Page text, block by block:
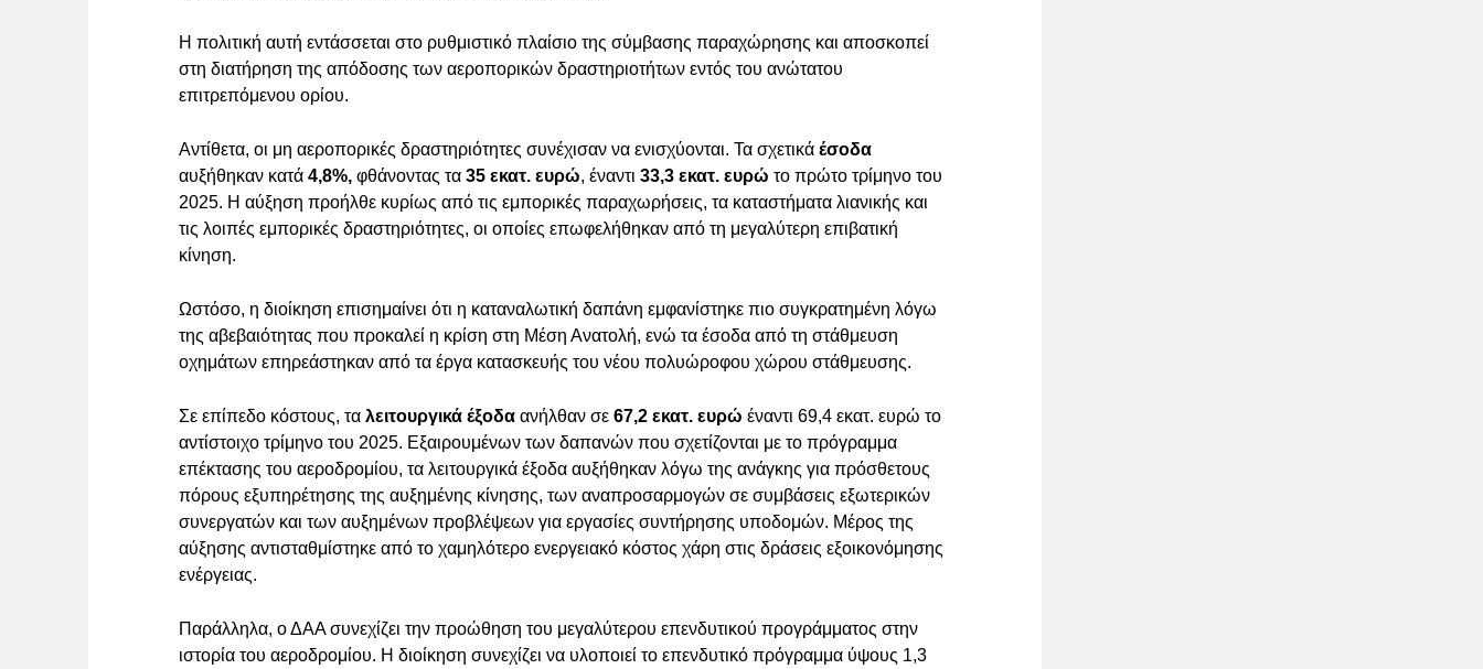
Η πολιτική αυτή εντάσσεται στο ρυθμιστικό πλαίσιο της σύμβασης παραχώρησης και αποσκοπεί
στη διατήρηση της απόδοσης των αεροπορικών δραστηριοτήτων εντός του ανώτατου
επιτρεπόμενου ορίου.
Αντίθετα, οι μη αεροπορικές δραστηριότητες συνέχισαν να ενισχύονται. Τα σχετικά έσοδα
αυξήθηκαν κατά 4,8%, φθάνοντας τα 35 εκατ. ευρώ, έναντι 33,3 εκατ. ευρώ το πρώτο τρίμηνο του
2025. Η αύξηση προήλθε κυρίως από τις εμπορικές παραχωρήσεις, τα καταστήματα λιανικής και
τις λοιπές εμπορικές δραστηριότητες, οι οποίες επωφελήθηκαν από τη μεγαλύτερη επιβατική
κίνηση.
Ωστόσο, η διοίκηση επισημαίνει ότι η καταναλωτική δαπάνη εμφανίστηκε πιο συγκρατημένη λόγω
της αβεβαιότητας που προκαλεί η κρίση στη Μέση Ανατολή, ενώ τα έσοδα από τη στάθμευση
οχημάτων επηρεάστηκαν από τα έργα κατασκευής του νέου πολυώροφου χώρου στάθμευσης.
Σε επίπεδο κόστους, τα λειτουργικά έξοδα ανήλθαν σε 67,2 εκατ. ευρώ έναντι 69,4 εκατ. ευρώ το
αντίστοιχο τρίμηνο του 2025. Εξαιρουμένων των δαπανών που σχετίζονται με το πρόγραμμα
επέκτασης του αεροδρομίου, τα λειτουργικά έξοδα αυξήθηκαν λόγω της ανάγκης για πρόσθετους
πόρους εξυπηρέτησης της αυξημένης κίνησης, των αναπροσαρμογών σε συμβάσεις εξωτερικών
συνεργατών και των αυξημένων προβλέψεων για εργασίες συντήρησης υποδομών. Μέρος της
αύξησης αντισταθμίστηκε από το χαμηλότερο ενεργειακό κόστος χάρη στις δράσεις εξοικονόμησης
ενέργειας.
Παράλληλα, ο ΔΑΑ συνεχίζει την προώθηση του μεγαλύτερου επενδυτικού προγράμματος στην
ιστορία του αεροδρομίου. Η διοίκηση συνεχίζει να υλοποιεί το επενδυτικό πρόγραμμα ύψους 1,3